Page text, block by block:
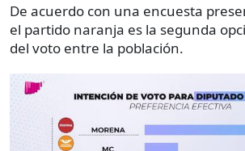
De acuerdo con una encuesta
el partido naranja es la segunda
del voto entre la población.